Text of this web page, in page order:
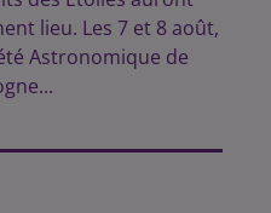
lieu. Les 7 et 8 août,
Astronomique de